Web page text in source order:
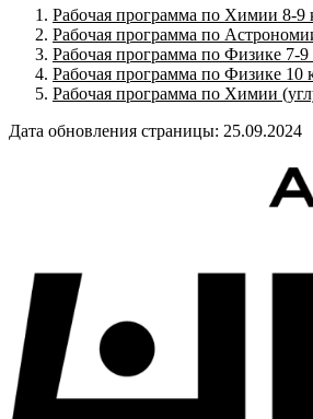
Рабочая программа по Химии 8-9
Рабочая программа по
Рабочая программа по Физике 7-
Рабочая программа по Физике 10
Рабочая программа по Химии
Дата обновления страницы: 25.09.2024